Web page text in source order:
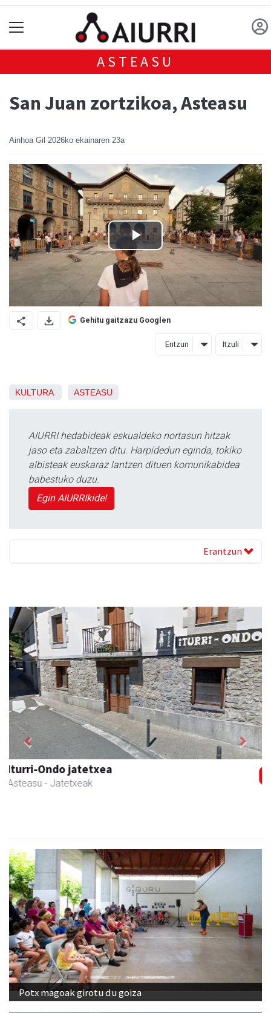
ASTEASU
San Juan zortzikoa, Asteasu
Ainhoa Gil 2026ko ekainaren 23a
Gehitu gaitzazu Googlen
Entzun Itzuli
KULTURA ASTEASU
AIURRI hedabideak eskualdeko nortasun hitzak
jaso eta zabaltzen ditu. Harpidedun eginda, tokiko
albisteak euskaraz lantzen dituen komunikabidea
babestuko duzu.
Egin AIURRIkide!
Erantzun
Ados muntaiak
Asteasu - Muntaiak
Previous Next
Potx magoak girotu du goiza